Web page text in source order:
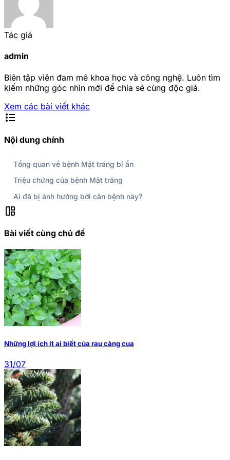
Tác giả
admin
Biên tập viên đam mê khoa học và công nghệ. Luôn tìm
kiếm những góc nhìn mới để chia sẻ cùng độc giả.
Xem các bài viết khác
format_list_bulleted
Nội dung chính
Tổng quan về bệnh Mặt trăng bí ẩn
Triệu chứng của bệnh Mặt trăng
Ai đã bị ảnh hưởng bởi căn bệnh này?
auto_awesome_mosaic
Bài viết cùng chủ đề
Những lợi ích ít ai biết của rau càng cua
31/07